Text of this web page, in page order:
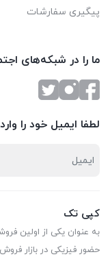
پیگیری سفارشات
ما را در شبکه‌های
لطفا ایمیل خود را
کپی تک
به عنوان یکی از اولین
حضور فیزیکی در بازار